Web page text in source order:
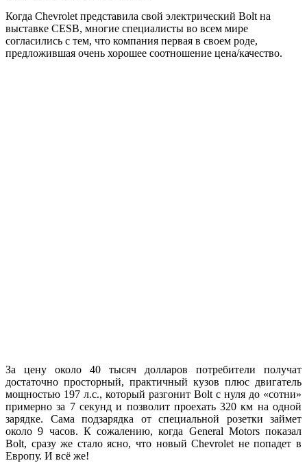
Когда Chevrolet представила свой электрический Bolt на
выставке CESВ, многие специалисты во всем мире
согласились с тем, что компания первая в своем роде,
предложившая очень хорошее соотношение цена/качество.
За цену около 40 тысяч долларов потребители получат
достаточно просторный, практичный кузов плюс двигатель
мощностью 197 л.с., который разгонит Bolt с нуля до «сотни»
примерно за 7 секунд и позволит проехать 320 км на одной
зарядке. Сама подзарядка от специальной розетки займет
около 9 часов. К сожалению, когда General Motors показал
Bolt, сразу же стало ясно, что новый Chevrolet не попадет в
Европу. И всё же!